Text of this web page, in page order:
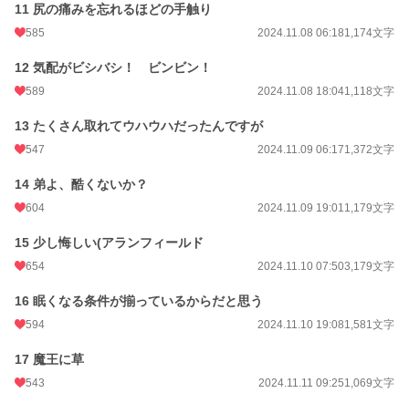
11 尻の痛みを忘れるほどの手触り
585 2024.11.08 06:181,174文字
12 気配がビシバシ！ ビンビン！
589 2024.11.08 18:041,118文字
13 たくさん取れてウハウハだったんですが
547 2024.11.09 06:171,372文字
14 弟よ、酷くないか？
604 2024.11.09 19:011,179文字
15 少し悔しい(アランフィールド
654 2024.11.10 07:503,179文字
16 眠くなる条件が揃っているからだと思う
594 2024.11.10 19:081,581文字
17 魔王に草
543 2024.11.11 09:251,069文字